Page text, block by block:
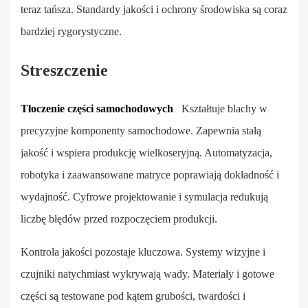
teraz tańsza. Standardy jakości i ochrony środowiska są coraz
bardziej rygorystyczne.
Streszczenie
Tłoczenie części samochodowych
Kształtuje blachy w
precyzyjne komponenty samochodowe. Zapewnia stałą
jakość i wspiera produkcję wielkoseryjną. Automatyzacja,
robotyka i zaawansowane matryce poprawiają dokładność i
wydajność. Cyfrowe projektowanie i symulacja redukują
liczbę błędów przed rozpoczęciem produkcji.
Kontrola jakości pozostaje kluczowa. Systemy wizyjne i
czujniki natychmiast wykrywają wady. Materiały i gotowe
części są testowane pod kątem grubości, twardości i